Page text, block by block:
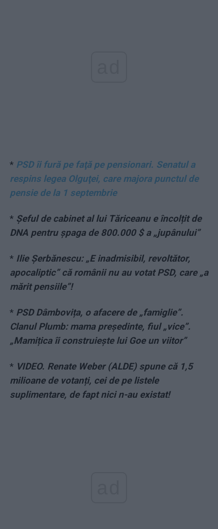
* PSD îi fură pe faţă pe pensionari. Senatul a
respins legea Olguţei, care majora punctul de
pensie de la 1 septembrie
* Șeful de cabinet al lui Tăriceanu e încolțit de
DNA pentru șpaga de 800.000 $ a „jupânului”
* Ilie Șerbănescu: „E inadmisibil, revoltător,
apocaliptic” că românii nu au votat PSD, care „a
mărit pensiile”!
* PSD Dâmbovița, o afacere de „famiglie”.
Clanul Plumb: mama președinte, fiul „vice”.
„Mamițica îi construiește lui Goe un viitor”
* VIDEO. Renate Weber (ALDE) spune că 1,5
milioane de votanți, cei de pe listele
suplimentare, de fapt nici n-au existat!